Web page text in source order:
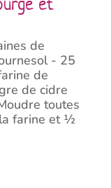
de
- 25
de
de cidre
toutes
farine et ½